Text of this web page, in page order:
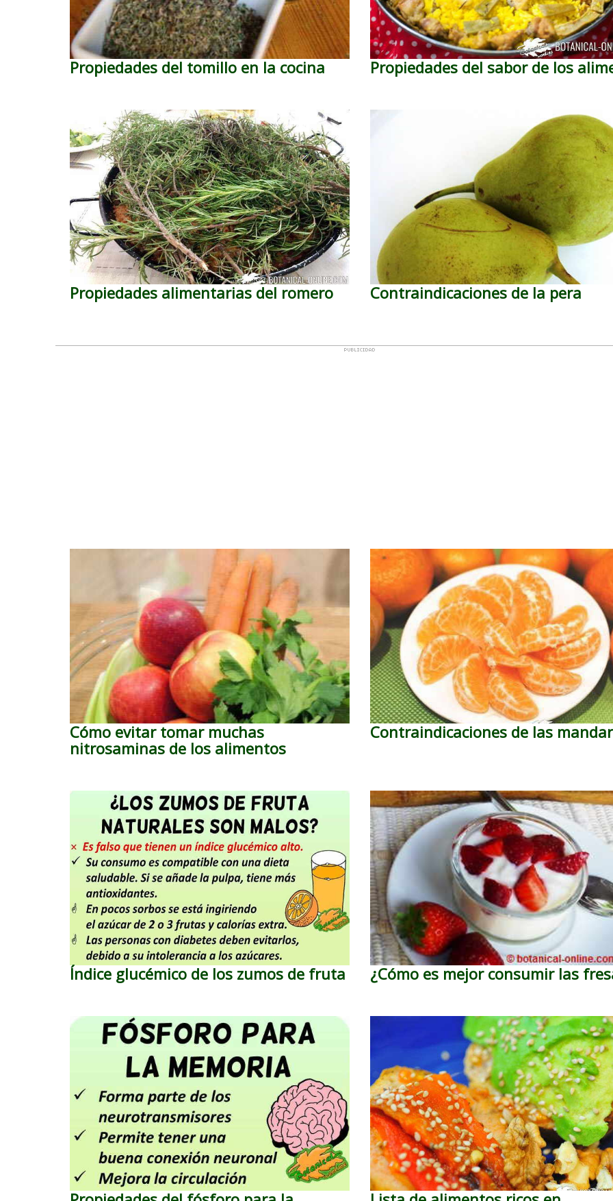
Propiedades del tomillo en la cocina Propiedades del sabor de los
Propiedades alimentarias del romero Contraindicaciones de la pera
Cómo evitar tomar muchas
nitrosaminas de los alimentos
Contraindicaciones de las
Índice glucémico de los zumos de fruta ¿Cómo es mejor consumir las